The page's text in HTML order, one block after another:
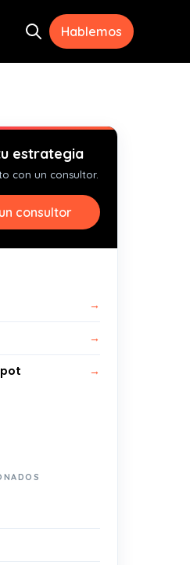
Open search
Hablemos
estrategia
con un consultor.
consultor
→
→
→